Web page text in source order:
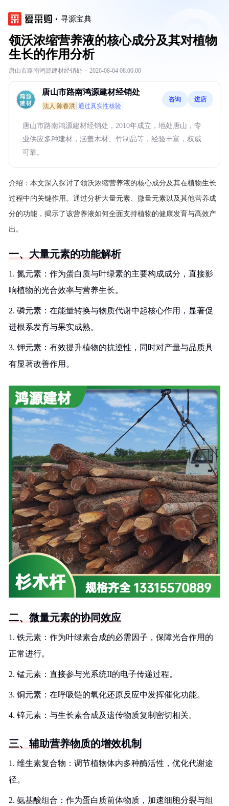
寻源宝典
领沃浓缩营养液的核心成分及其对植物
生长的作用分析
唐山市路南鸿源建材经销处 · 2026-08-04 08:00:00
唐山市路南鸿源建材经销处
法人:陈春洪 通过真实性核验
咨询 进店
唐山市路南鸿源建材经销处，2010年成立，地处唐山，专
业供应多种建材，涵盖木材、竹制品等，经验丰富，权威
可靠。
介绍： 本文深入探讨了领沃浓缩营养液的核心成分及其在植物生长
过程中的关键作用。通过分析大量元素、微量元素以及其他营养成
分的功能，揭示了该营养液如何全面支持植物的健康发育与高效产
出。
一、大量元素的功能解析
1. 氮元素：作为蛋白质与叶绿素的主要构成成分，直接影
响植物的光合效率与营养生长。
2. 磷元素：在能量转换与物质代谢中起核心作用，显著促
进根系发育与果实成熟。
3. 钾元素：有效提升植物的抗逆性，同时对产量与品质具
有显著改善作用。
二、微量元素的协同效应
1. 铁元素：作为叶绿素合成的必需因子，保障光合作用的
正常进行。
2. 锰元素：直接参与光系统II的电子传递过程。
3. 铜元素：在呼吸链的氧化还原反应中发挥催化功能。
4. 锌元素：与生长素合成及遗传物质复制密切相关。
三、辅助营养物质的增效机制
1. 维生素复合物：调节植物体内多种酶活性，优化代谢途
径。
2. 氨基酸组合：作为蛋白质前体物质，加速细胞分裂与组